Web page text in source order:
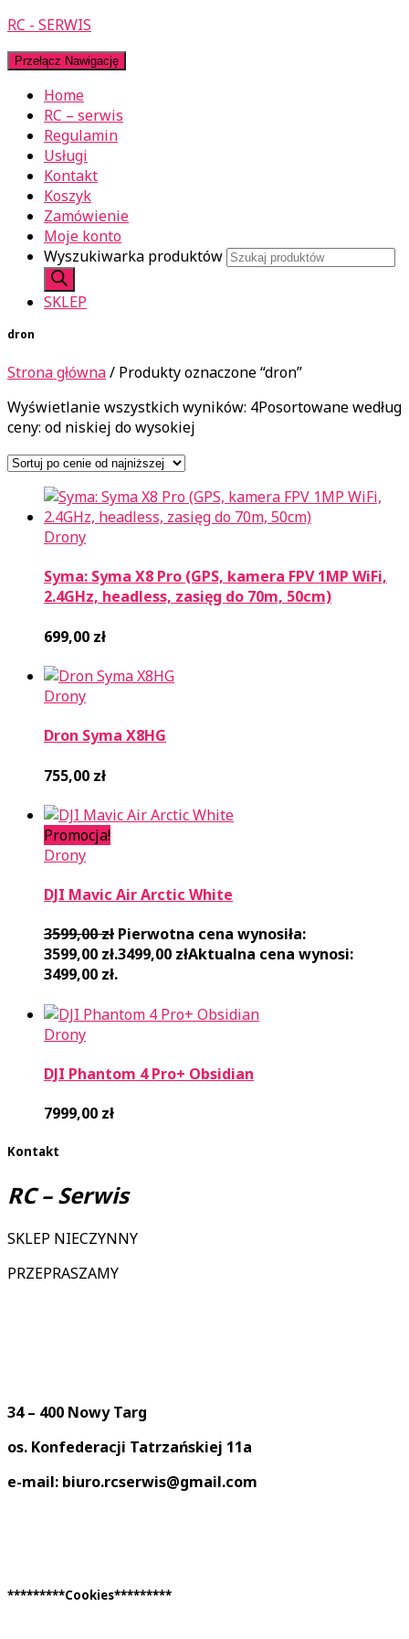
RC - SERWIS
Przełącz Nawigację
Home
RC – serwis
Regulamin
Usługi
Kontakt
Koszyk
Zamówienie
Moje konto
Wyszukiwarka produktów
SKLEP
dron
Strona główna/ Produkty oznaczone “dron”
Wyświetlanie wszystkich wyników: 4Posortowane według
ceny: od niskiej do wysokiej
Drony
Syma: Syma X8 Pro (GPS, kamera FPV 1MP WiFi,
2.4GHz, headless, zasięg do 70m, 50cm)
699,00 zł
Drony
Dron Syma X8HG
755,00 zł
Promocja!
Drony
DJI Mavic Air Arctic White
3599,00zł Pierwotna cena wynosiła:
3599,00 zł.3499,00 złAktualna cena wynosi:
3499,00 zł.
Drony
DJI Phantom 4 Pro+ Obsidian
7999,00 zł
Kontakt
RC – Serwis
SKLEP NIECZYNNY
PRZEPRASZAMY
34 – 400 Nowy Targ
os. Konfederacji Tatrzańskiej 11a
e-mail: biuro.rcserwis@gmail.com
*********Cookies*********